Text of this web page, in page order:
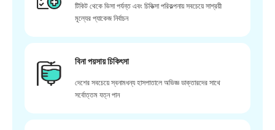
টিকিট থেকে ভিসা পর্যন্ত এবং চিকিত্সা পরিকল্পনায় সবচেয়ে সাশ্রয়ী
মূল্যের প্যাকেজ নির্বাচন
বিনা পয়সায় চিকিৎসা
দেশের সবচেয়ে স্বনামধন্য হাসপাতালে অভিজ্ঞ ডাক্তারদের সাথে
সর্বোত্তম যত্ন পান